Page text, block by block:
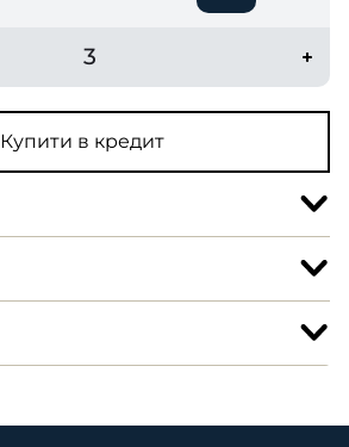
3
Купити в кредит